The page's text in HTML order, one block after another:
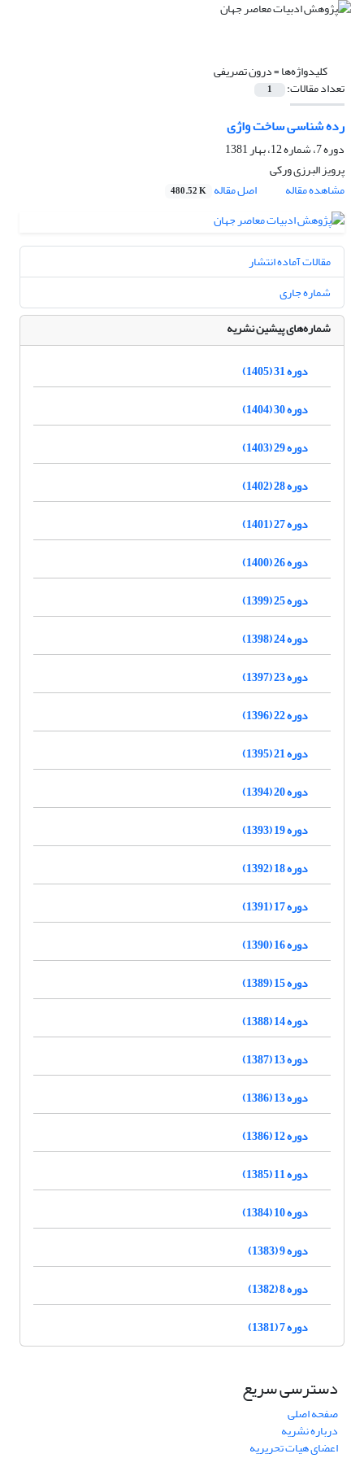
کلیدواژه‌ها =درون تصریفی
تعداد مقالات: 1
رده شناسی ساخت واژی
دوره 7، شماره 12، بهار 1381
پرویز البرزی ورکی
مشاهده مقاله
اصل مقاله 480.52 K
مقالات آماده انتشار
شماره جاری
شماره‌های پیشین نشریه
دوره 31 (1405)
دوره 30 (1404)
دوره 29 (1403)
دوره 28 (1402)
دوره 27 (1401)
دوره 26 (1400)
دوره 25 (1399)
دوره 24 (1398)
دوره 23 (1397)
دوره 22 (1396)
دوره 21 (1395)
دوره 20 (1394)
دوره 19 (1393)
دوره 18 (1392)
دوره 17 (1391)
دوره 16 (1390)
دوره 15 (1389)
دوره 14 (1388)
دوره 13 (1387)
دوره 13 (1386)
دوره 12 (1386)
دوره 11 (1385)
دوره 10 (1384)
دوره 9 (1383)
دوره 8 (1382)
دوره 7 (1381)
دسترسی سریع
صفحه اصلی
درباره نشریه
اعضای هیات تحریریه